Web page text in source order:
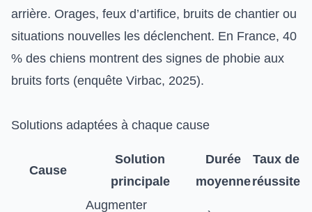
arrière. Orages, feux d’artifice, bruits de chantier ou
situations nouvelles les déclenchent. En France, 40
% des chiens montrent des signes de phobie aux
bruits forts (enquête Virbac, 2025).
Solutions adaptées à chaque cause
Cause
Solution
principale
Durée
moyenne
Taux de
réussite
Augmenter